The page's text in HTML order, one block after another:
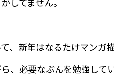
、新年はなるたけマンガ
、必要なぶんを勉強して